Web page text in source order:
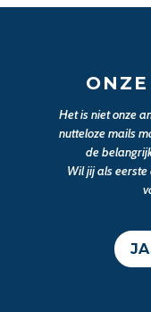
Het is niet onze
nutteloze mails
de
Wil jij als